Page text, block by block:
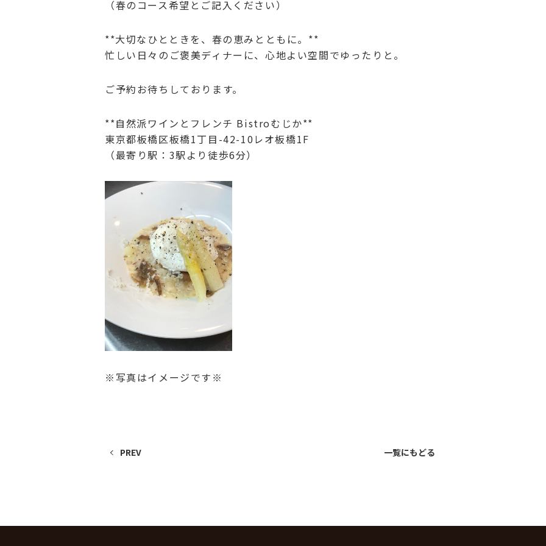
（春のコース希望とご記入ください）
**大切なひとときを、春の恵みとともに。**
忙しい日々のご褒美ディナーに、心地よい空間でゆったりと。
ご予約お待ちしております。
**自然派ワインとフレンチ Bistroむじか**
東京都板橋区板橋1丁目-42-10レオ板橋1F
（最寄り駅：3駅より徒歩6分）
※写真はイメージです※
PREV 一覧にもどる